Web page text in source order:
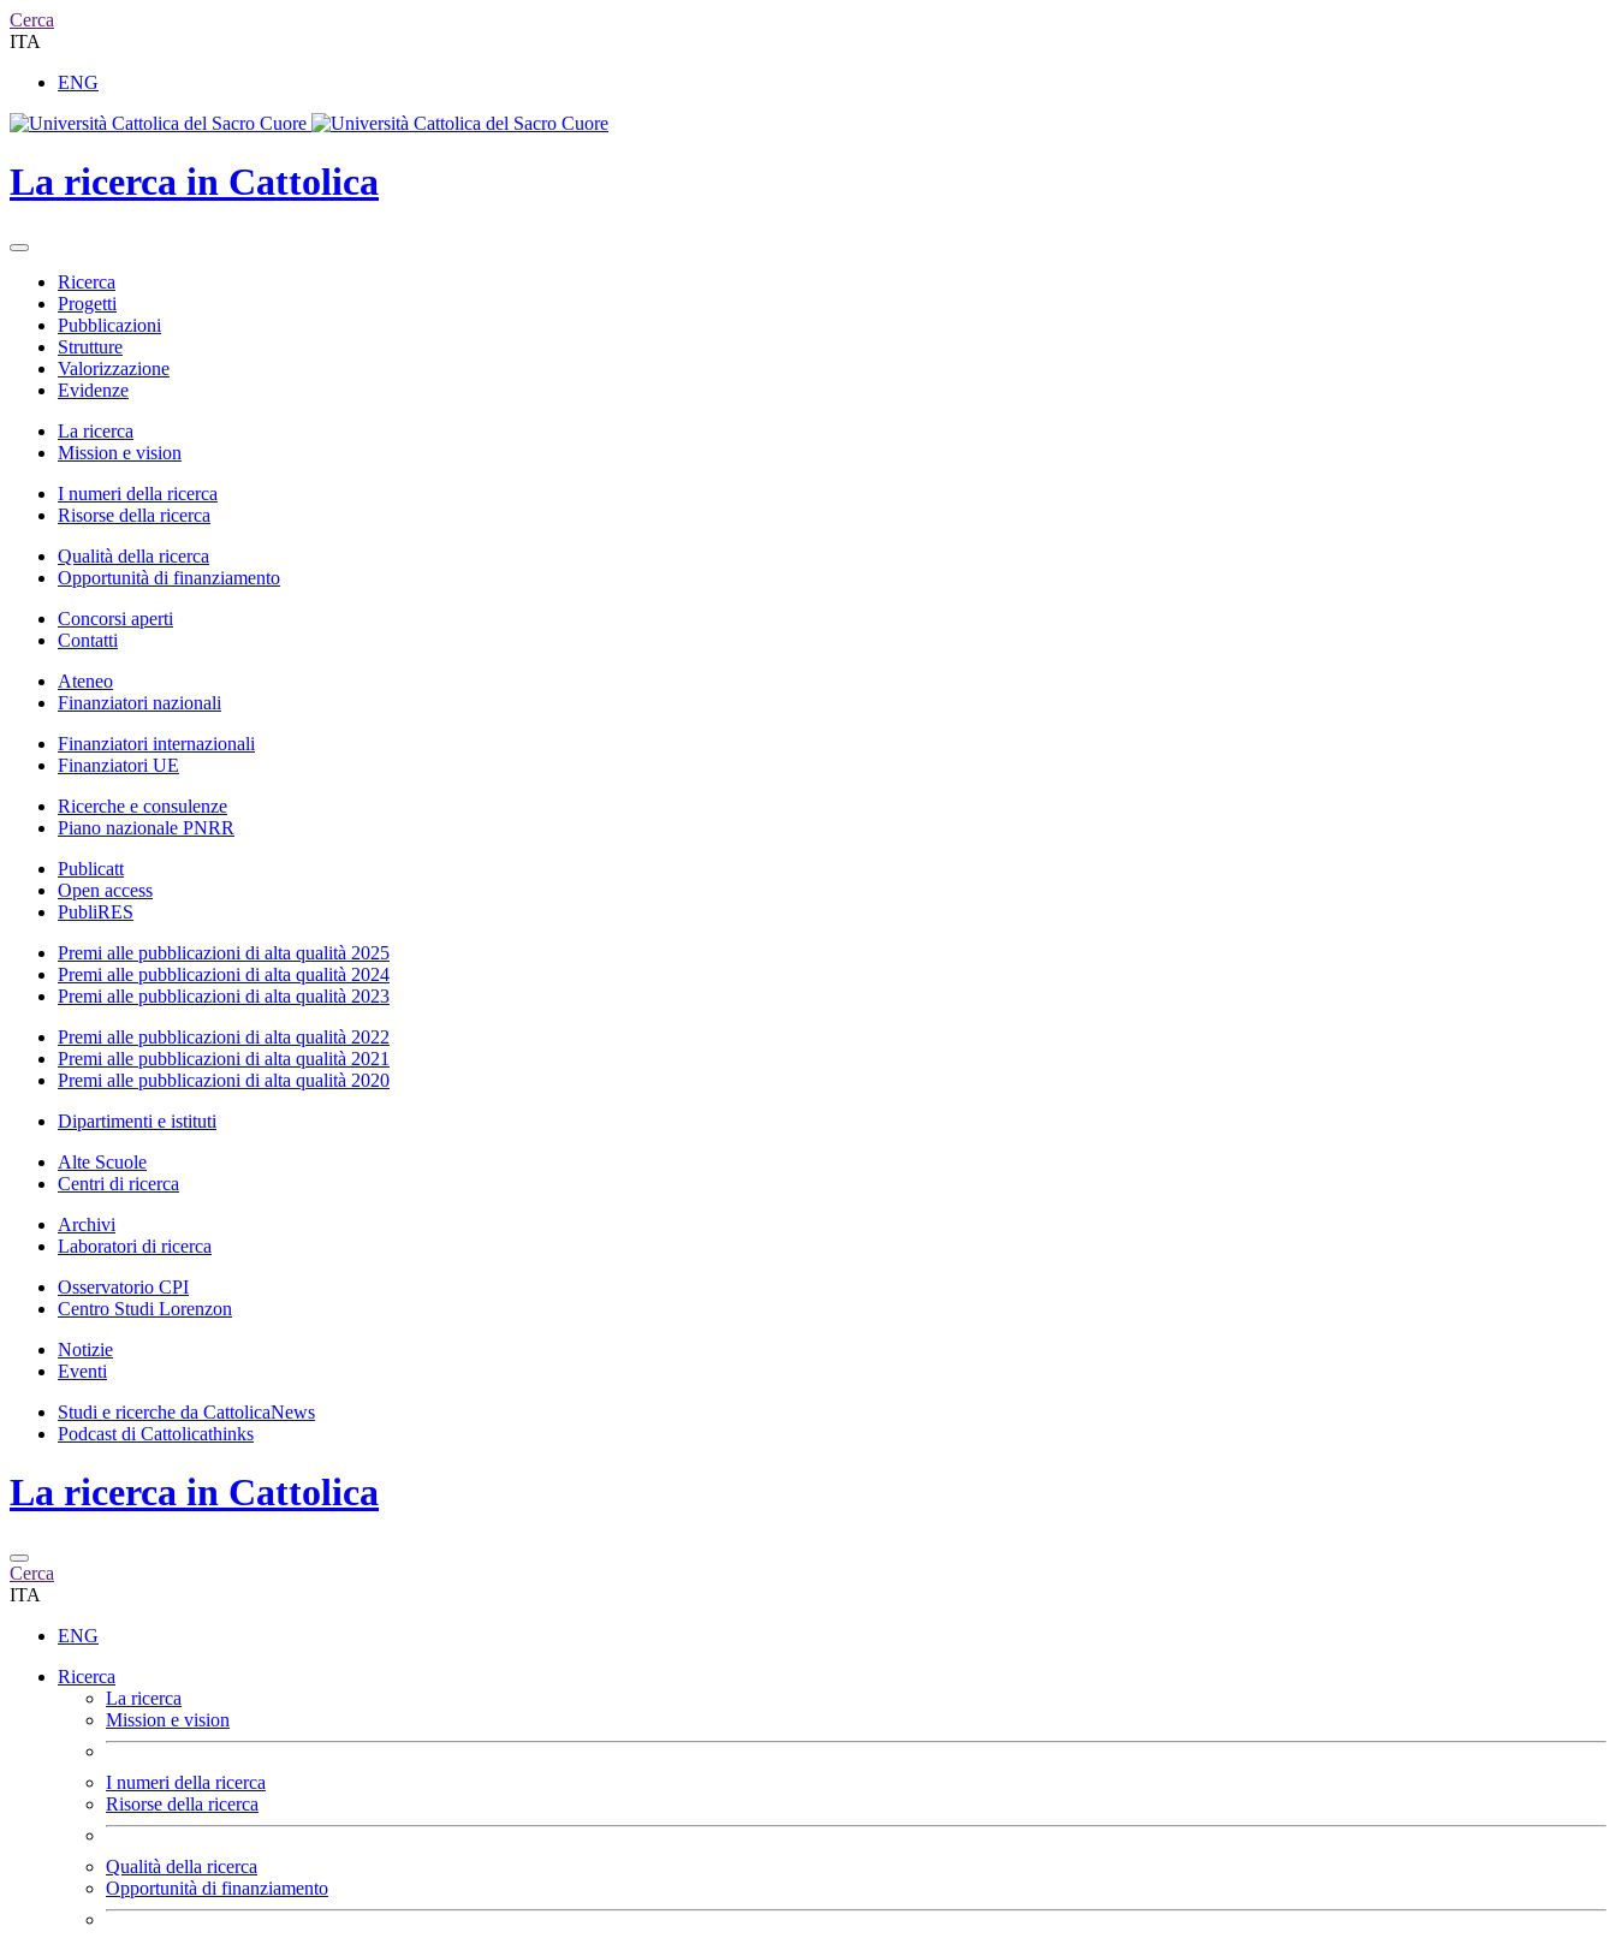
Cerca
ITA
ENG
La ricerca in Cattolica
Ricerca
Progetti
Pubblicazioni
Strutture
Valorizzazione
Evidenze
La ricerca
Mission e vision
I numeri della ricerca
Risorse della ricerca
Qualità della ricerca
Opportunità di finanziamento
Concorsi aperti
Contatti
Ateneo
Finanziatori nazionali
Finanziatori internazionali
Finanziatori UE
Ricerche e consulenze
Piano nazionale PNRR
Publicatt
Open access
PubliRES
Premi alle pubblicazioni di alta qualità 2025
Premi alle pubblicazioni di alta qualità 2024
Premi alle pubblicazioni di alta qualità 2023
Premi alle pubblicazioni di alta qualità 2022
Premi alle pubblicazioni di alta qualità 2021
Premi alle pubblicazioni di alta qualità 2020
Dipartimenti e istituti
Alte Scuole
Centri di ricerca
Archivi
Laboratori di ricerca
Osservatorio CPI
Centro Studi Lorenzon
Notizie
Eventi
Studi e ricerche da CattolicaNews
Podcast di Cattolicathinks
La ricerca in Cattolica
Cerca
ITA
ENG
Ricerca
La ricerca
Mission e vision
I numeri della ricerca
Risorse della ricerca
Qualità della ricerca
Opportunità di finanziamento